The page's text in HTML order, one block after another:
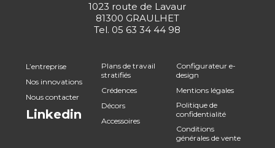
1023 route de Lavaur
81300 GRAULHET
Tel. 05 63 34 44 98
L’entreprise
Nos innovations
Nous contacter
Linkedin
Plans de travail
stratifiés
Crédences
Décors
Accessoires
Configurateur e-
design
Mentions légales
Politique de
confidentialité
Conditions
générales de vente